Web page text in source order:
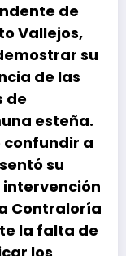
de
Vallejos,
su
de las
de
esteña.
a
su
Contraloría
la falta de